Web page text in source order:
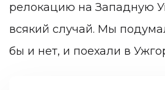
релокацию на Западную
всякий случай. Мы
бы и нет, и поехали в